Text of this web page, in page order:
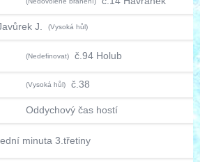
J. (Vysoká hůl)
(Nedefinovat) č.94 Holub
(Vysoká hůl) č.38
Oddychový čas hostí
minuta 3.třetiny